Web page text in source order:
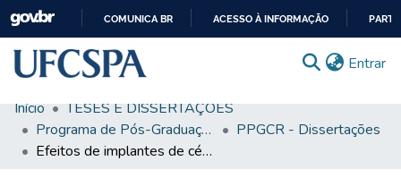
CONTEÚDO
COMUNICA BR ACESSO À INFORMAÇÃO
Entrar
Comunidades & Coleções
Busca Facetada
Início
TESES E DISSERTAÇÕES
Programa de Pós-Graduação em Ciências da Reabilitação
PPGCR - Dissertações
Efeitos de implantes de células-tronco sobre o desempenho de ratos em um modelo de doença de Alzheimer